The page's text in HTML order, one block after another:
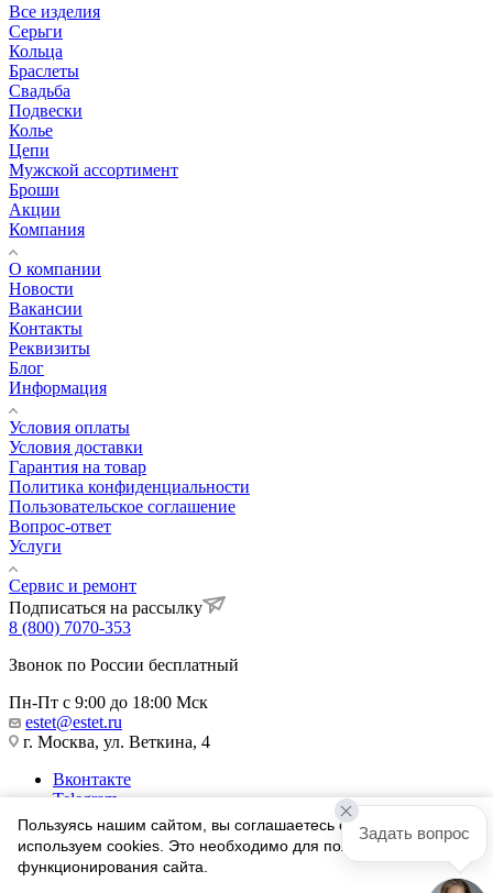
Все изделия
Серьги
Кольца
Браслеты
Свадьба
Подвески
Колье
Цепи
Мужской ассортимент
Броши
Акции
Компания
О компании
Новости
Вакансии
Контакты
Реквизиты
Блог
Информация
Условия оплаты
Условия доставки
Гарантия на товар
Политика конфиденциальности
Пользовательское соглашение
Вопрос-ответ
Услуги
Сервис и ремонт
Подписаться на рассылку
8 (800) 7070-353
Звонок по России бесплатный
Пн-Пт с 9:00 до 18:00 Мск
estet@estet.ru
г. Москва, ул. Веткина, 4
Вконтакте
Telegram
Одноклассники
WhatsApp
1991-2026 © Ювелирный Дом ЭСТЕТ
Пользуясь нашим сайтом, вы соглашаетесь с тем, что мы
используем cookies. Это необходимо для полноценного
функционирования сайта.
Задать вопрос